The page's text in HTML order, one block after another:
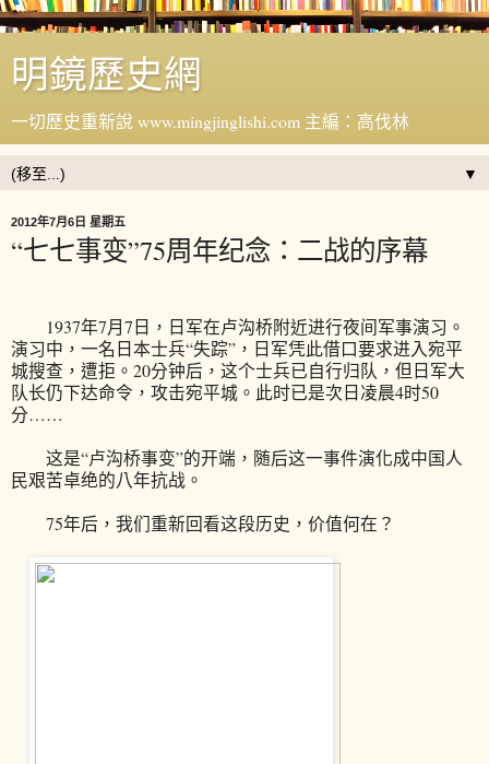
明鏡歷史網
一切歷史重新說 www.mingjinglishi.com 主編：高伐林
▼
2012年7月6日 星期五
“七七事变”75周年纪念：二战的序幕
1937年7月7日，日军在卢沟桥附近进行夜间军事演习。
演习中，一名日本士兵“失踪”，日军凭此借口要求进入宛平
城搜查，遭拒。20分钟后，这个士兵已自行归队，但日军大
队长仍下达命令，攻击宛平城。此时已是次日凌晨4时50
分……
这是“卢沟桥事变”的开端，随后这一事件演化成中国人
民艰苦卓绝的八年抗战。
75年后，我们重新回看这段历史，价值何在？